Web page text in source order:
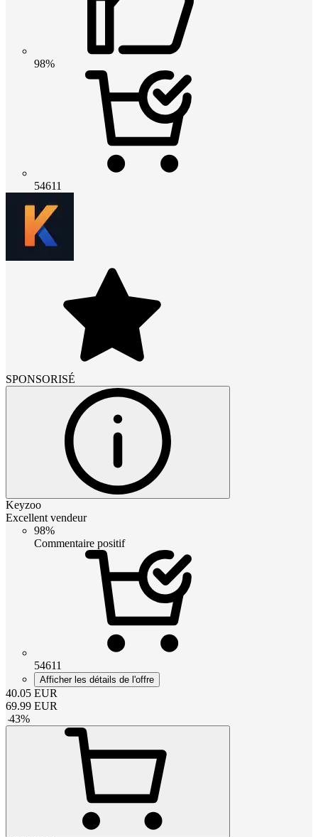
98%
54611
SPONSORISÉ
Keyzoo
Excellent vendeur
98%
Commentaire positif
54611
Afficher les détails de l'offre
40.05 EUR
69.99 EUR
-43%